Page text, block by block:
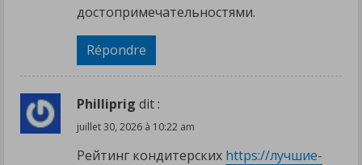
достопримечательностями.
Répondre
Philliprig dit :
juillet 30, 2026 à 10:22 am
Рейтинг кондитерских https://лучшие-